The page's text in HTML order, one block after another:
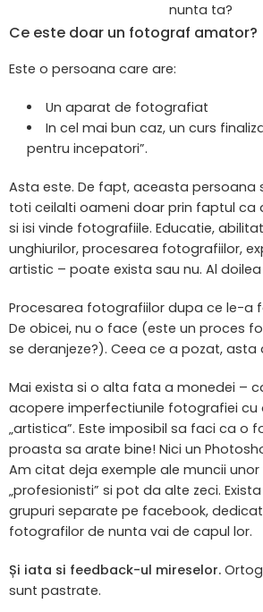
nunta ta?
Ce este doar un fotograf amator?
Este o persoana care are:
Un aparat de fotografiat
In cel mai bun caz, un curs
pentru incepatori”.
Asta este. De fapt, aceasta persoana
toti ceilalti oameni doar prin faptul ca
si isi vinde fotografiile. Educatie,
unghiurilor, procesarea fotografiilor,
artistic – poate exista sau nu. Al
Procesarea fotografiilor dupa ce le-a
De obicei, nu o face (este un proces
se deranjeze?). Ceea ce a pozat, asta
Mai exista si o alta fata a monedei –
acopere imperfectiunile fotografiei cu
„artistica”. Este imposibil sa faci ca o
proasta sa arate bine! Nici un
Am citat deja exemple ale muncii
„profesionisti” si pot da alte zeci.
grupuri separate pe facebook,
fotografilor de nunta vai de capul lor.
Și iata si feedback-ul mireselor.
sunt pastrate.